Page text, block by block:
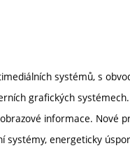
systémů, s
grafických
informace. Nové
systémy, energeticky